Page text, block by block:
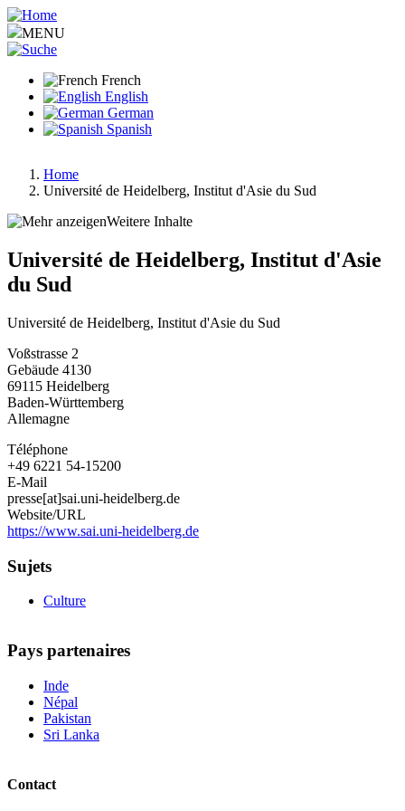
Aller
au
contenu
MENU
French
English
German
Spanish
Fil
d'Ariane
Home
Université de Heidelberg, Institut d'Asie du Sud
Weitere Inhalte
Université de Heidelberg, Institut d'Asie
du Sud
Université de Heidelberg, Institut d'Asie du Sud
Voßstrasse 2
Gebäude 4130
69115 Heidelberg
Baden-Württemberg
Allemagne
Téléphone
+49 6221 54-15200
E-Mail
presse[at]sai.uni-heidelberg.de
Website/URL
https://www.sai.uni-heidelberg.de
Sujets
Culture
Pays partenaires
Inde
Népal
Pakistan
Sri Lanka
Contact